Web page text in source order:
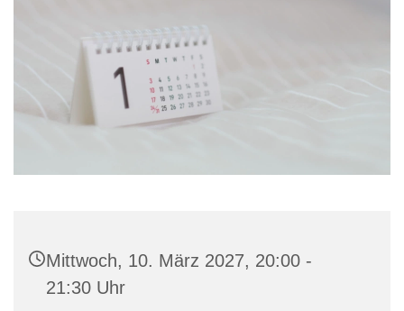
Mittwoch, 10. März 2027, 20:00 -
21:30 Uhr